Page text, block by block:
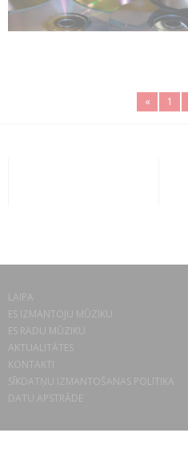
« 1
LAIPA
ES IZMANTOJU MŪZIKU
ES RADU MŪZIKU
AKTUALITĀTES
KONTAKTI
SĪKDATŅU IZMANTOŠANAS POLITIKA
DATU APSTRĀDE